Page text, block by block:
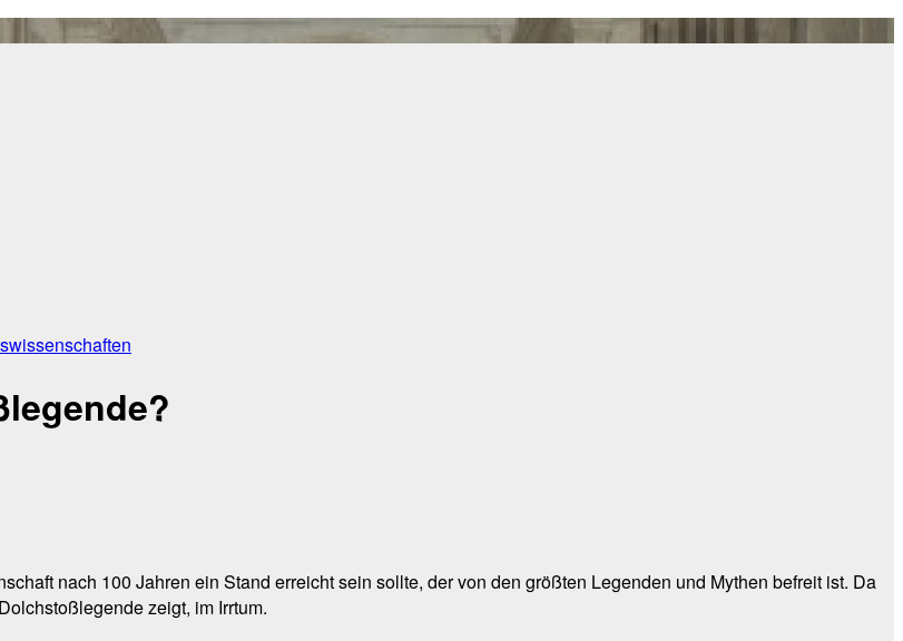
nach 100 Jahren ein Stand erreicht sein sollte, der von den größten Legenden und Mythen befreit ist. Da
zeigt, im Irrtum.